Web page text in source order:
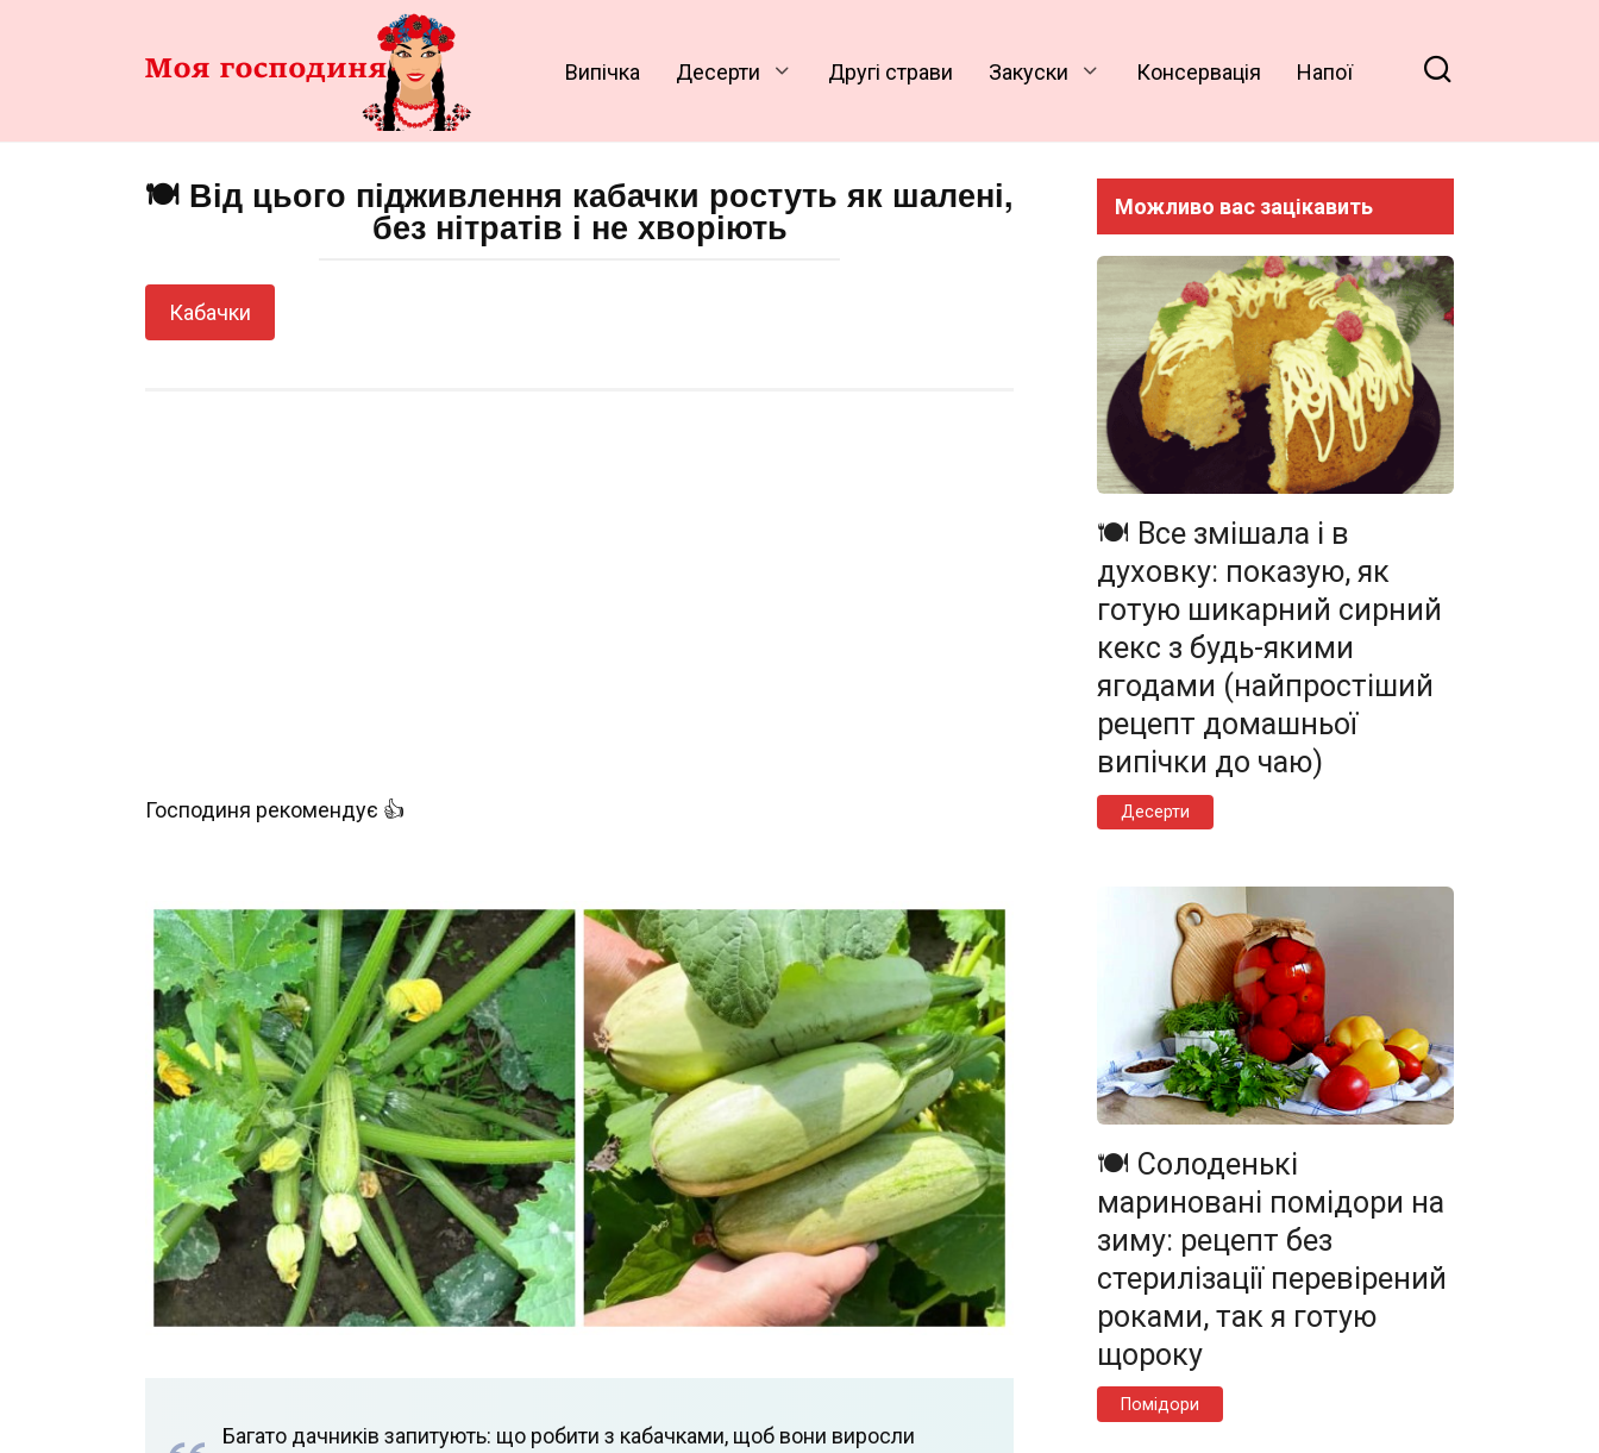
Випічка Десерти Другі страви Закуски Консервація Напої
🍽️ Від цього підживлення кабачки ростуть як шалені,
без нітратів і не хворіють
Кабачки
Господиня рекомендує 👍
Багато дачників запитують: що робити з кабачками, щоб вони виросли
Можливо вас зацікавить
🍽️ Все змішала і в
духовку: показую, як
готую шикарний сирний
кекс з будь-якими
ягодами (найпростіший
рецепт домашньої
випічки до чаю)
Десерти
🍽️ Солоденькі
мариновані помідори на
зиму: рецепт без
стерилізації перевірений
роками, так я готую
щороку
Помідори